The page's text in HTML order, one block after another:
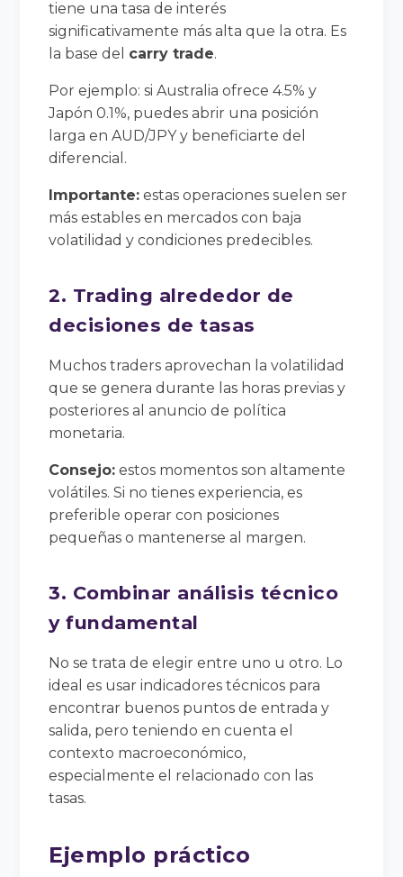
tiene una tasa de interés
significativamente más alta que la otra. Es
la base del carry trade.
Por ejemplo: si Australia ofrece 4.5% y
Japón 0.1%, puedes abrir una posición
larga en AUD/JPY y beneficiarte del
diferencial.
Importante: estas operaciones suelen ser
más estables en mercados con baja
volatilidad y condiciones predecibles.
2. Trading alrededor de
decisiones de tasas
Muchos traders aprovechan la volatilidad
que se genera durante las horas previas y
posteriores al anuncio de política
monetaria.
Consejo: estos momentos son altamente
volátiles. Si no tienes experiencia, es
preferible operar con posiciones
pequeñas o mantenerse al margen.
3. Combinar análisis técnico
y fundamental
No se trata de elegir entre uno u otro. Lo
ideal es usar indicadores técnicos para
encontrar buenos puntos de entrada y
salida, pero teniendo en cuenta el
contexto macroeconómico,
especialmente el relacionado con las
tasas.
Ejemplo práctico